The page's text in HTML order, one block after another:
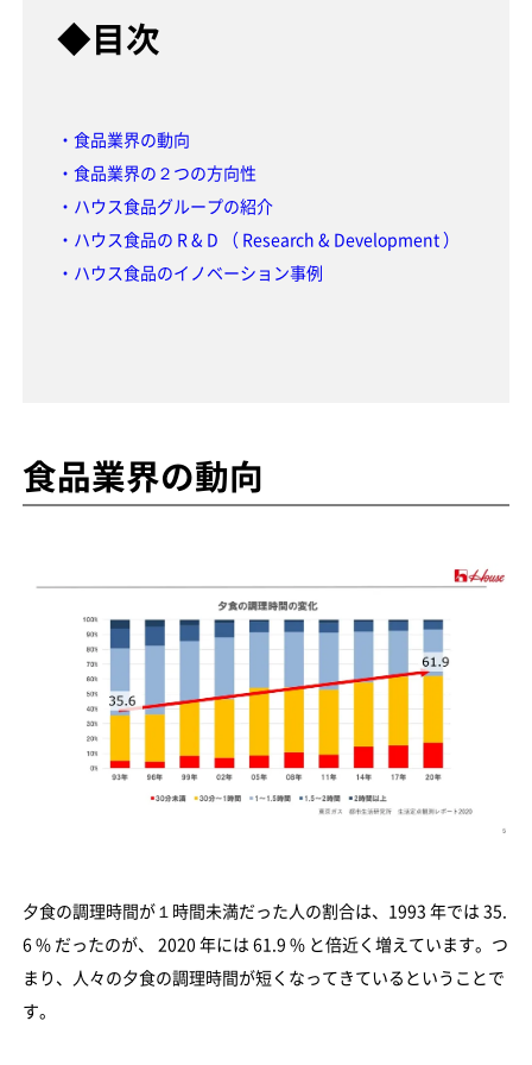
◆目次
・食品業界の動向
・食品業界の２つの方向性
・ハウス食品グループの紹介
・ハウス食品の R & D （ Research & Development ）
・ハウス食品のイノベーション事例
食品業界の動向
夕食の調理時間が１時間未満だった人の割合は、1993 年では 35.
6 % だったのが、 2020 年には 61.9 % と倍近く増えています。つ
まり、人々の夕食の調理時間が短くなってきているということで
す。